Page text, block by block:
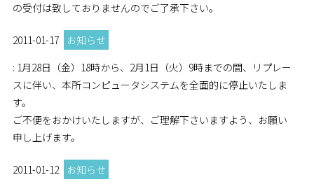
の受付は致しておりませんのでご了承下さい。
2011-01-17
お知らせ
: 1月28日（金）18時から、2月1日（火）9時までの間、リプレー
スに伴い、本所コンピュータシステムを全面的に停止いたしま
す。
ご不便をおかけいたしますが、ご理解下さいますよう、お願い
申し上げます。
2011-01-12
お知らせ